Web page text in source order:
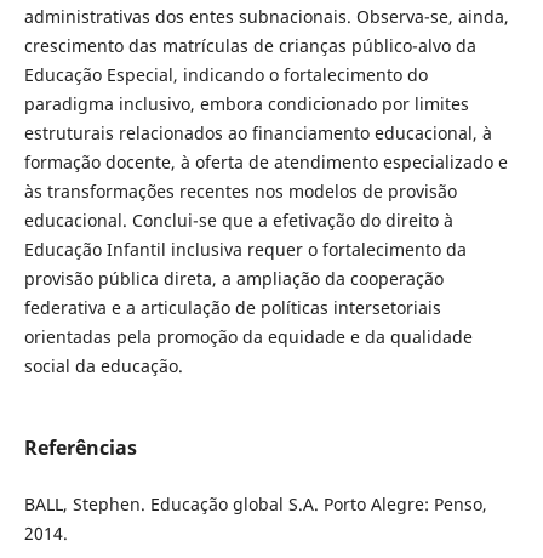
administrativas dos entes subnacionais. Observa-se, ainda,
crescimento das matrículas de crianças público-alvo da
Educação Especial, indicando o fortalecimento do
paradigma inclusivo, embora condicionado por limites
estruturais relacionados ao financiamento educacional, à
formação docente, à oferta de atendimento especializado e
às transformações recentes nos modelos de provisão
educacional. Conclui-se que a efetivação do direito à
Educação Infantil inclusiva requer o fortalecimento da
provisão pública direta, a ampliação da cooperação
federativa e a articulação de políticas intersetoriais
orientadas pela promoção da equidade e da qualidade
social da educação.
Referências
BALL, Stephen. Educação global S.A. Porto Alegre: Penso,
2014.